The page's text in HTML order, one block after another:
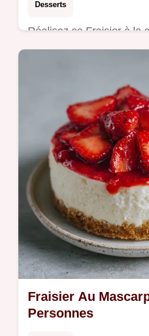
Desserts
Réalisez ce Fraisier à la
gâteau fraise chantilly
7h 5min pour 8 personnes.
Fraisier Au
Personnes